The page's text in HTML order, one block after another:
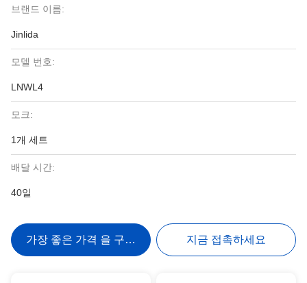
브랜드 이름:
Jinlida
모델 번호:
LNWL4
모크:
1개 세트
배달 시간:
40일
가장 좋은 가격 을 구하라 지금 접촉하세요